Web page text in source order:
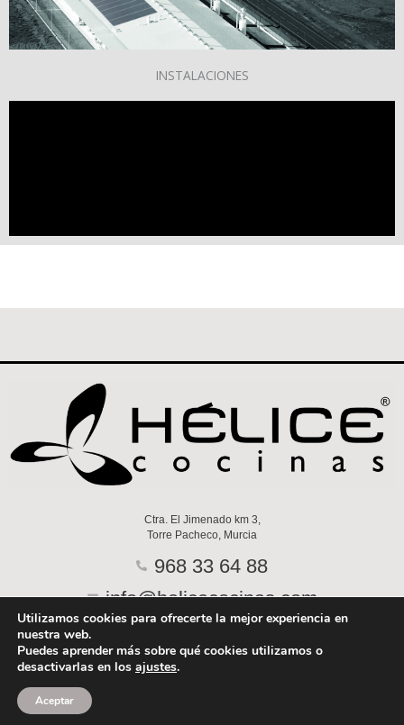
INSTALACIONES
Ctra. El Jimenado km 3,
Torre Pacheco, Murcia
968 33 64 88
info@helicecocinas.com
F
a
I
n
Y P
Utilizamos cookies para ofrecerte la mejor experiencia en
nuestra web.
Puedes aprender más sobre qué cookies utilizamos o
desactivarlas en los ajustes.
Aceptar